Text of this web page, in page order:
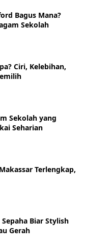
Bagus Mana?
Sekolah
Ciri, Kelebihan,
Sekolah yang
Seharian
Terlengkap,
Biar Stylish
Gerah